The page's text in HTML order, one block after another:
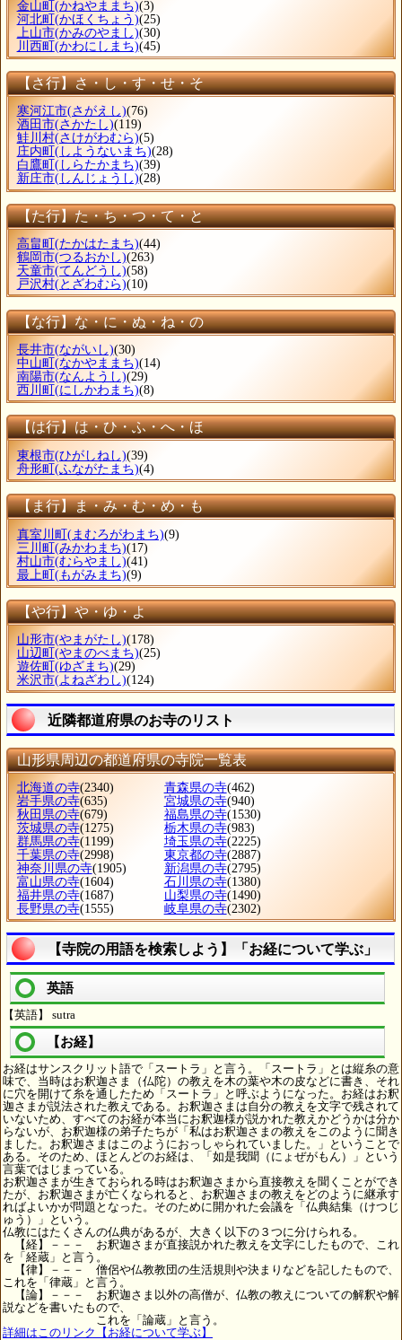
金山町(かねやままち)(3)
河北町(かほくちょう)(25)
上山市(かみのやまし)(30)
川西町(かわにしまち)(45)
【さ行】さ・し・す・せ・そ
寒河江市(さがえし)(76)
酒田市(さかたし)(119)
鮭川村(さけがわむら)(5)
庄内町 (しようないまち)(28)
白鷹町 (しらたかまち)(39)
新庄市(しんじょうし)(28)
【た行】た・ち・つ・て・と
高畠町 (たかはたまち)(44)
鶴岡市(つるおかし)(263)
天童市(てんどうし)(58)
戸沢村(とざわむら)(10)
【な行】な・に・ぬ・ね・の
長井市(ながいし)(30)
中山町 (なかやままち)(14)
南陽市(なんようし)(29)
西川町 (にしかわまち)(8)
【は行】は・ひ・ふ・へ・ほ
東根市(ひがしねし)(39)
舟形町(ふながたまち)(4)
【ま行】ま・み・む・め・も
真室川町(まむろがわまち)(9)
三川町(みかわまち)(17)
村山市(むらやまし)(41)
最上町(もがみまち)(9)
【や行】や・ゆ・よ
山形市(やまがたし)(178)
山辺町 (やまのべまち)(25)
遊佐町 (ゆざまち)(29)
米沢市(よねざわし)(124)
近隣都道府県のお寺のリスト
山形県周辺の都道府県の寺院一覧表
北海道の寺(2340) 青森県の寺(462)
岩手県の寺(635) 宮城県の寺(940)
秋田県の寺(679) 福島県の寺(1530)
茨城県の寺(1275) 栃木県の寺(983)
群馬県の寺(1199) 埼玉県の寺(2225)
千葉県の寺(2998) 東京都の寺(2887)
神奈川県の寺(1905) 新潟県の寺(2795)
富山県の寺(1604) 石川県の寺(1380)
福井県の寺(1687) 山梨県の寺(1490)
長野県の寺(1555) 岐阜県の寺(2302)
【寺院の用語を検索しよう】「お経について学ぶ」
英語
【英語】 sutra
【お経】
お経はサンスクリット語で「スートラ」と言う。「スートラ」とは縦糸の意
味で、当時はお釈迦さま（仏陀）の教えを木の葉や木の皮などに書き、それ
に穴を開けて糸を通したため「スートラ」と呼ぶようになった。お経はお釈
迦さまが説法された教えである。お釈迦さまは自分の教えを文字で残されて
いないため、すべてのお経が本当にお釈迦様が説かれた教えかどうかは分か
らないが、お釈迦様の弟子たちが「私はお釈迦さまの教えをこのように聞き
ました。お釈迦さまはこのようにおっしゃられていました。」ということで
ある。そのため、ほとんどのお経は、「如是我聞（にょぜがもん）」という
言葉ではじまっている。
お釈迦さまが生きておられる時はお釈迦さまから直接教えを聞くことができ
たが、お釈迦さまが亡くなられると、お釈迦さまの教えをどのように継承す
ればよいかが問題となった。そのために開かれた会議を「仏典結集（けつじ
ゅう）」という。
仏教にはたくさんの仏典があるが、大きく以下の３つに分けられる。
【経】－－－ お釈迦さまが直接説かれた教えを文字にしたもので、これ
を「経蔵」と言う。
【律】－－－ 僧侶や仏教教団の生活規則や決まりなどを記したもので、
これを「律蔵」と言う。
【論】－－－ お釈迦さま以外の高僧が、仏教の教えについての解釈や解
説などを書いたもので、
これを「論蔵」と言う。
詳細はこのリンク【お経について学ぶ】